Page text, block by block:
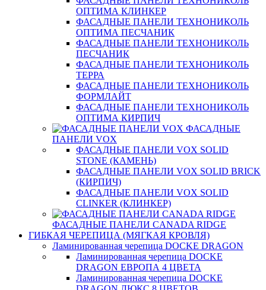
ОПТИМА КЛИНКЕР
ФАСАДНЫЕ ПАНЕЛИ ТЕХНОНИКОЛЬ
ОПТИМА ПЕСЧАНИК
ФАСАДНЫЕ ПАНЕЛИ ТЕХНОНИКОЛЬ
ПЕСЧАНИК
ФАСАДНЫЕ ПАНЕЛИ ТЕХНОНИКОЛЬ
ТЕРРА
ФАСАДНЫЕ ПАНЕЛИ ТЕХНОНИКОЛЬ
ФОРМЛАЙТ
ФАСАДНЫЕ ПАНЕЛИ ТЕХНОНИКОЛЬ
ОПТИМА КИРПИЧ
ФАСАДНЫЕ
ПАНЕЛИ VOX
ФАСАДНЫЕ ПАНЕЛИ VOX SOLID
STONE (КАМЕНЬ)
ФАСАДНЫЕ ПАНЕЛИ VOX SOLID BRICK
(КИРПИЧ)
ФАСАДНЫЕ ПАНЕЛИ VOX SOLID
CLINКER (КЛИНКЕР)
ФАСАДНЫЕ ПАНЕЛИ CANADA RIDGE
ГИБКАЯ ЧЕРЕПИЦА (МЯГКАЯ КРОВЛЯ)
Ламинированная черепица DOCKE DRAGON
Ламинированная черепица DOCKE
DRAGON ЕВРОПА 4 ЦВЕТА
Ламинированная черепица DOCKE